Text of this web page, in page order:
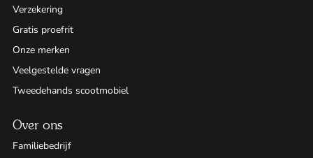
Verzekering
Gratis proefrit
Onze merken
Veelgestelde vragen
Tweedehands scootmobiel
Over ons
Familiebedrijf